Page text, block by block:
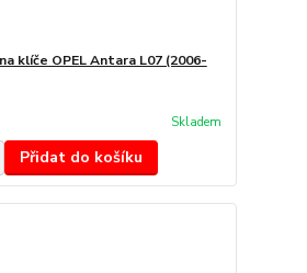
klíče OPEL Antara L07 (2006-
Skladem
Přidat do košíku